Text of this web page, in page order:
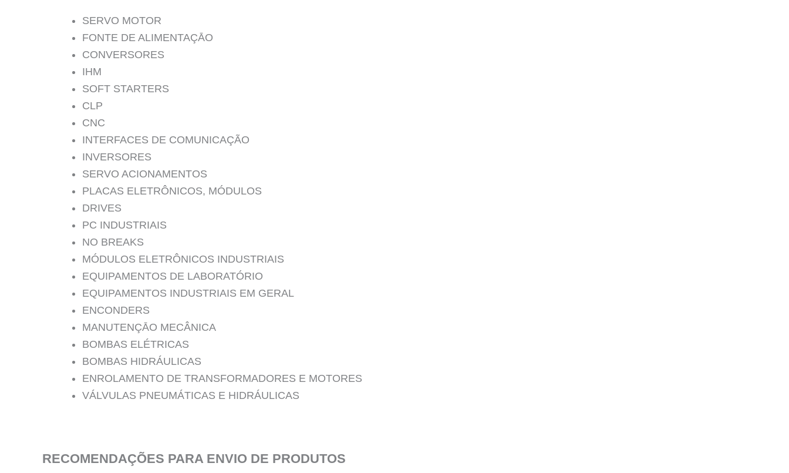
SERVO MOTOR
FONTE DE ALIMENTAÇĀO
CONVERSORES
IHM
SOFT STARTERS
CLP
CNC
INTERFACES DE COMUNICAÇÃO
INVERSORES
SERVO ACIONAMENTOS
PLACAS ELETRÔNICOS, MÓDULOS
DRIVES
PC INDUSTRIAIS
NO BREAKS
MÓDULOS ELETRÔNICOS INDUSTRIAIS
EQUIPAMENTOS DE LABORATÓRIO
EQUIPAMENTOS INDUSTRIAIS EM GERAL
ENCONDERS
MANUTENÇĀO MECÂNICA
BOMBAS ELÉTRICAS
BOMBAS HIDRÁULICAS
ENROLAMENTO DE TRANSFORMADORES E MOTORES
VÁLVULAS PNEUMÁTICAS E HIDRÁULICAS
RECOMENDAÇÕES PARA ENVIO DE PRODUTOS